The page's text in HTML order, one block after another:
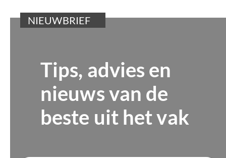
NIEUWBRIEF
Tips, advies en
nieuws van de
beste uit het vak